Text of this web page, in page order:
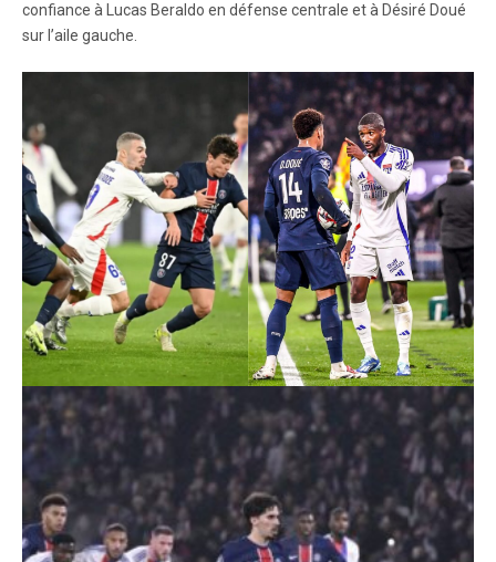
confiance à Lucas Beraldo en défense centrale et à Désiré Doué
sur l’aile gauche.